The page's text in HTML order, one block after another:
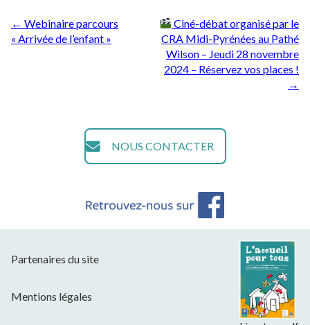
Post
← Webinaire parcours
« Arrivée de l’enfant »
Ciné-débat organisé par le
CRA Midi-Pyrénées au Pathé
Wilson – Jeudi 28 novembre
2024 – Réservez vos places !
→
NOUS CONTACTER
Partenaires du site
Mentions légales